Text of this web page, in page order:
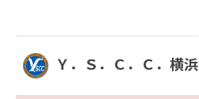
Ｙ．Ｓ．Ｃ．Ｃ．横浜